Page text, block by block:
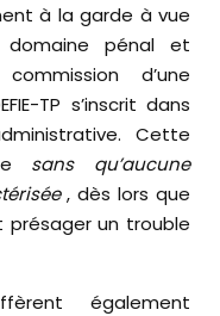
à la garde à vue
domaine pénal et
d’une
TP s’inscrit dans
Cette
sans qu’aucune
, dès lors que
un trouble
également